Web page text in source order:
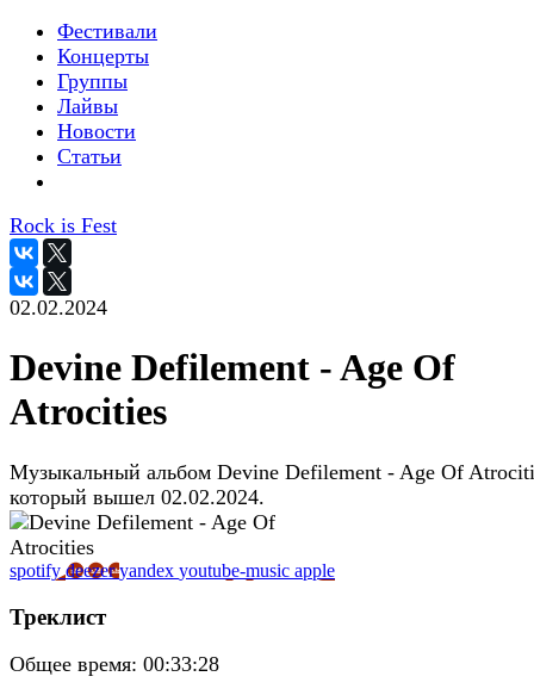
Фестивали
Концерты
Группы
Лайвы
Новости
Статьи
Rock is Fest
02.02.2024
Devine Defilement - Age Of
Atrocities
Музыкальный альбом Devine Defilement - Age Of
который вышел 02.02.2024.
spotifydeezeryandex youtube-music apple
Треклист
Общее время: 00:33:28